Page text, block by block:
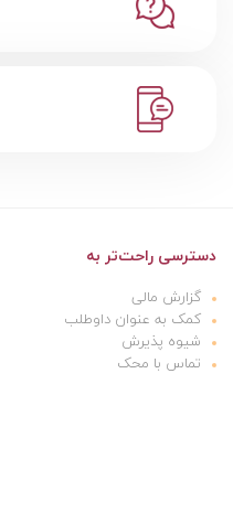
دسترسی راحت‌تر به
گزارش مالی
کمک به عنوان داوطلب
شیوه پذیرش
تماس با محک